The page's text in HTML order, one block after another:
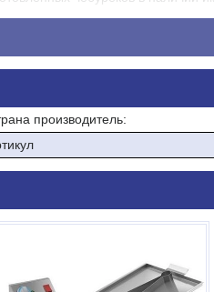
для слива масла
220 Вольт
3кВт
режим: 60-200С
410х290х100
производитель: